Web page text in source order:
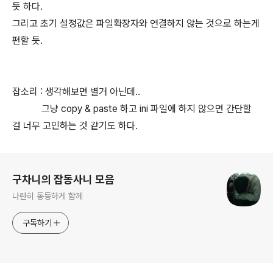
듯 하다.
그리고 초기 설정값은 파일확장자와 연결하지 않는 것으로 하는게
편할 듯.
잡소리 : 생각해보면 별거 아닌데..
그냥 copy & paste 하고 ini 파일에 하지 않으면 간단할
걸 너무 고민하는 것 같기도 하다.
구차니의 잡동사니 모음
나란히 동등하게 함께
구독하기